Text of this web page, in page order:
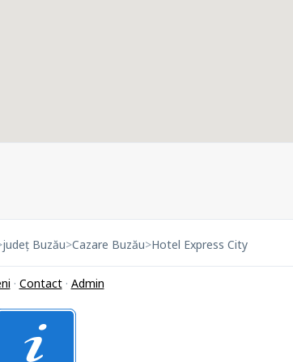
județ Buzău>Cazare Buzău>Hotel Express City
· Contact· Admin